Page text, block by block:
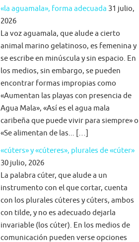
«la aguamala», forma adecuada 31 julio,
2026
La voz aguamala, que alude a cierto
animal marino gelatinoso, es femenina y
se escribe en minúscula y sin espacio. En
los medios, sin embargo, se pueden
encontrar formas impropias como
«Aumentan las playas con presencia de
Agua Mala», «Así es el agua mala
caribeña que puede vivir para siempre» o
«Se alimentan de las... […]
«cúters» y «cúteres», plurales de «cúter»
30 julio, 2026
La palabra cúter, que alude a un
instrumento con el que cortar, cuenta
con los plurales cúteres y cúters, ambos
con tilde, y no es adecuado dejarla
invariable (los cúter). En los medios de
comunicación pueden verse opciones